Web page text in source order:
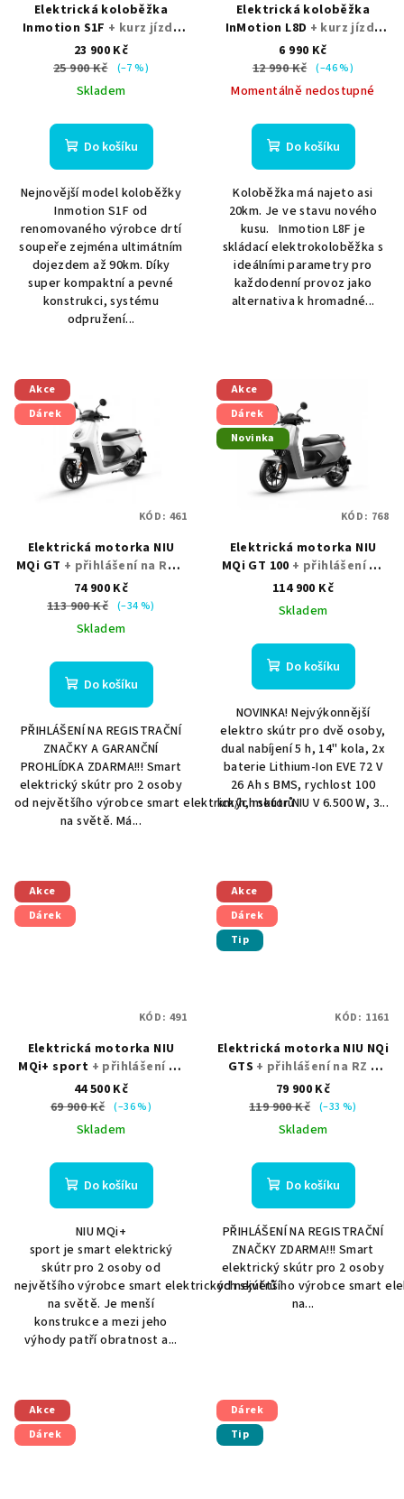
Elektrická koloběžka
Inmotion S1F + kurz jízdy
zdarma + sada cestovního
nářadí
23 900 Kč
25 900 Kč
(–7 %)
Skladem
Do košíku
Nejnovější model koloběžky
Inmotion S1F od
renomovaného výrobce drtí
soupeře zejména ultimátním
dojezdem až 90km. Díky
super kompaktní a pevné
konstrukci, systému
odpružení...
Elektrická koloběžka
InMotion L8D + kurz jízdy
zdarma + sada cestovního
nářadí
6 990 Kč
12 990 Kč (–46 %)
Momentálně nedostupné
Do košíku
Koloběžka má najeto asi
20km. Je ve stavu nového
kusu. Inmotion L8F je
skládací elektrokoloběžka s
ideálními parametry pro
každodenní provoz jako
alternativa k hromadné...
Akce
Dárek
Elektrická motorka NIU
MQi GT + přihlášení na RZ +
helma nebo kufr jako
dárek
74 900 Kč
113 900 Kč (–34 %)
Skladem
Do košíku
PŘIHLÁŠENÍ NA REGISTRAČNÍ
ZNAČKY A GARANČNÍ
PROHLÍDKA ZDARMA!!! Smart
elektrický skútr pro 2 osoby
od největšího výrobce smart elektrických skútrů
na světě. Má...
KÓD: 461
Akce
Dárek
Novinka
Elektrická motorka NIU
MQi GT 100 + přihlášení na
RZ + helma nebo kufr jako
dárek
114 900 Kč
Skladem
Do košíku
NOVINKA! Nejvýkonnější
elektro skútr pro dvě osoby,
dual nabíjení 5 h, 14" kola, 2x
baterie Lithium-Ion EVE 72 V
26 Ah s BMS, rychlost 100
km/h, motor NIU V 6.500 W, 3...
KÓD: 768
Akce
Dárek
Elektrická motorka NIU
MQi+ sport + přihlášení na
RZ + helma nebo kufr jako
dárek
44 500 Kč
69 900 Kč (–36 %)
Skladem
Do košíku
NIU MQi+
sport je smart elektrický
skútr pro 2 osoby od
největšího výrobce smart elektrických skútrů
na světě. Je menší
konstrukce a mezi jeho
výhody patří obratnost a...
KÓD: 491
Akce
Dárek
Tip
Elektrická motorka NIU NQi
GTS + přihlášení na RZ +
helma nebo kufr jako
dárek
79 900 Kč
119 900 Kč (–33 %)
Skladem
Do košíku
PŘIHLÁŠENÍ NA REGISTRAČNÍ
ZNAČKY ZDARMA!!! Smart
elektrický skútr pro 2 osoby
od největšího výrobce smart
na...
KÓD: 1161
Akce
Dárek
Dárek
Tip